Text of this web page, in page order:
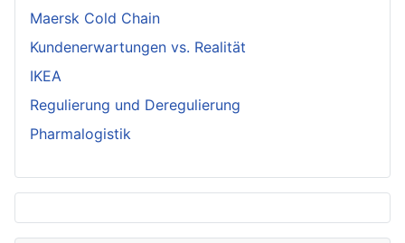
Maersk Cold Chain
Kundenerwartungen vs. Realität
IKEA
Regulierung und Deregulierung
Pharmalogistik